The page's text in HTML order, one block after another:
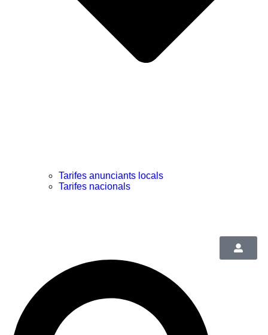
Tarifes anunciants locals
Tarifes nacionals